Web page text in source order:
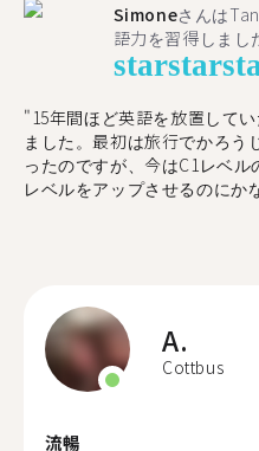
Simoneさんは
語力を習得しまし
starstar
"15年間ほど英語を放置して
ました。最初は旅行でかろう
ったのですが、今はC1レベ
レベルをアップさせるのにか
A.
Cottbus
流暢